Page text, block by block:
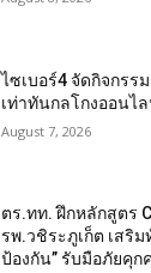
ไซเบอร์4 จัดกิจกรร
เท่าทันกลโกงออนไ
August 7, 2026
ตร.ทท. ฝึกหลักสูตร
รพ.วชิระภูเก็ต เสริ
ป้องกัน” รับมือภัยคุก